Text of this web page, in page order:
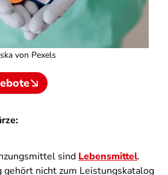
von Pexels
sind Lebensmittel.
gehört nicht zum Leistungskatalog